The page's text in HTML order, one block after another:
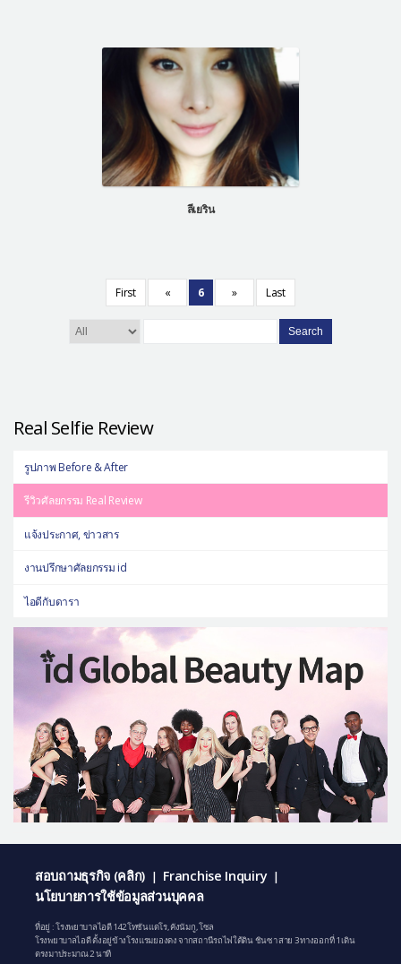
ลีเยริน
First « 6 » Last
Search
Real Selfie Review
รูปภาพ Before & After
รีวิวศัลยกรรม Real Review
แจ้งประกาศ, ข่าวสาร
งานปรึกษาศัลยกรรม id
ไอดีกับดารา
สอบถามธุรกิจ (คลิก) | Franchise Inquiry |
นโยบายการใช้ข้อมูลส่วนบุคคล
ที่อยู่ : โรงพยาบาลไอดี 142 โทซันแดโร, คังนัมกู, โซล
โรงพยาบาลไอดี ตั้งอยู่ข้างโรงแรมยองดง จากสถานีรถไฟใต้ดิน ชินซา สาย 3 ทางออกที่ 1 เดิน
ตรงมาประมาณ 2 นาที